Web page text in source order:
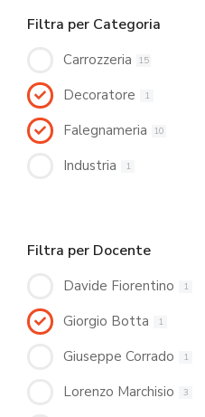
Filtra per Categoria
Carrozzeria 15
Decoratore 1
Falegnameria 10
Industria 1
Filtra per Docente
Davide Fiorentino 1
Giorgio Botta 1
Giuseppe Corrado 1
Lorenzo Marchisio 3